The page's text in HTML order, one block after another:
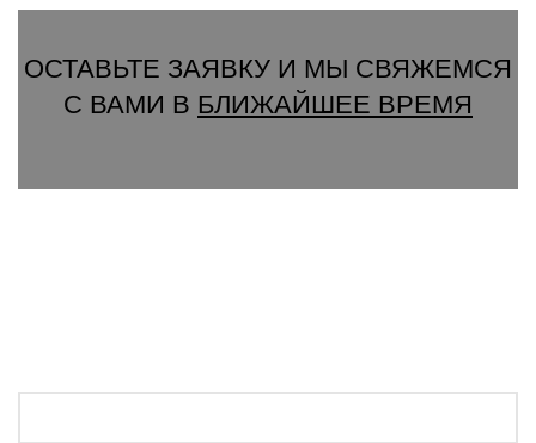
ОСТАВЬТЕ ЗАЯВКУ И МЫ СВЯЖЕМСЯ
С ВАМИ В БЛИЖАЙШЕЕ ВРЕМЯ